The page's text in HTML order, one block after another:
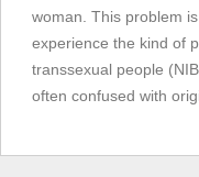
woman. This problem
experience the kind of
transsexual people
often confused with